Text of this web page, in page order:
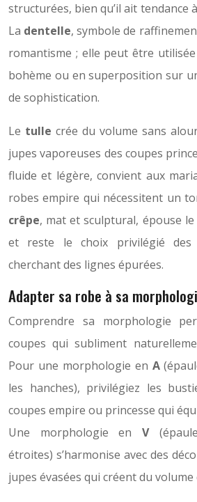
structurées, bien qu’il ait tendance
La dentelle, symbole de
romantisme ; elle peut être
bohème ou en superposition sur
de sophistication.
Le tulle crée du volume sans
jupes vaporeuses des coupes
fluide et légère, convient aux
robes empire qui nécessitent un
crêpe, mat et sculptural, épouse le
et reste le choix privilégié des
cherchant des lignes épurées.
Adapter sa robe à sa
Comprendre sa morphologie
coupes qui subliment
Pour une morphologie en A
les hanches), privilégiez les
coupes empire ou princesse qui
Une morphologie en V
étroites) s’harmonise avec des
jupes évasées qui créent du volume